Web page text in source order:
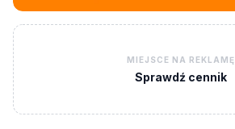
MIEJSCE NA REKLAMĘ
Sprawdź cennik